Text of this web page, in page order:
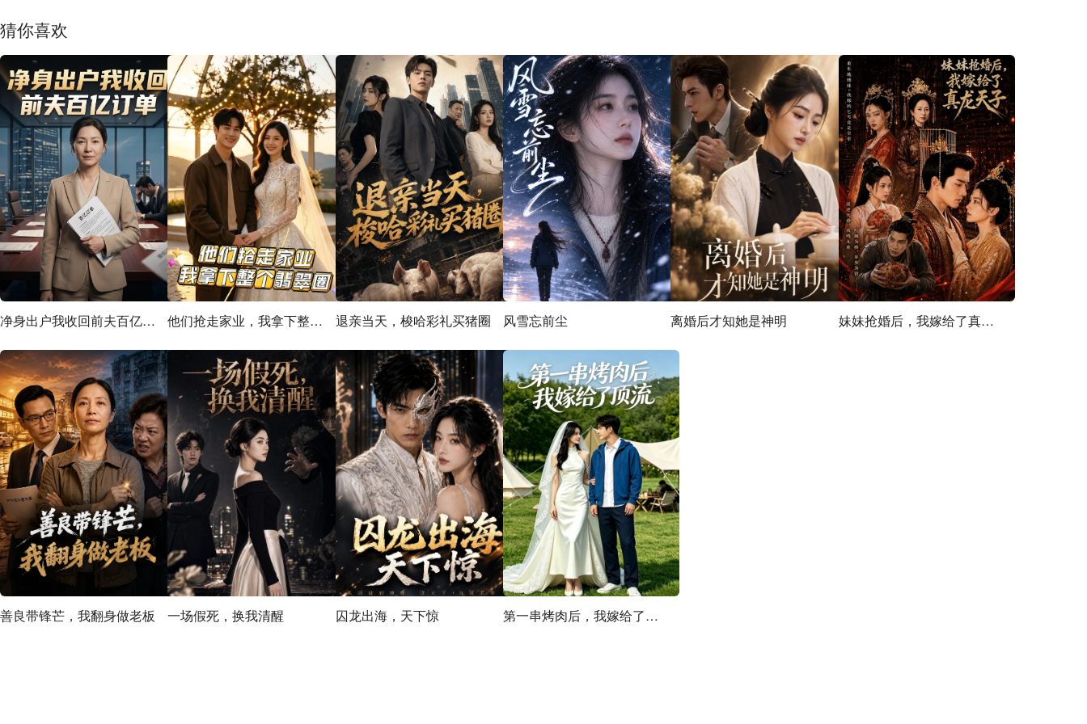
猜你喜欢
净身出户我收回前夫百亿订单 他们抢走家业，我拿下整个翡翠圈 退亲当天，梭哈彩礼买猪圈 风雪忘前尘 离婚后才知她是神明 妹妹抢婚后，我嫁给了真龙天子
善良带锋芒，我翻身做老板 一场假死，换我清醒 囚龙出海，天下惊 第一串烤肉后，我嫁给了顶流